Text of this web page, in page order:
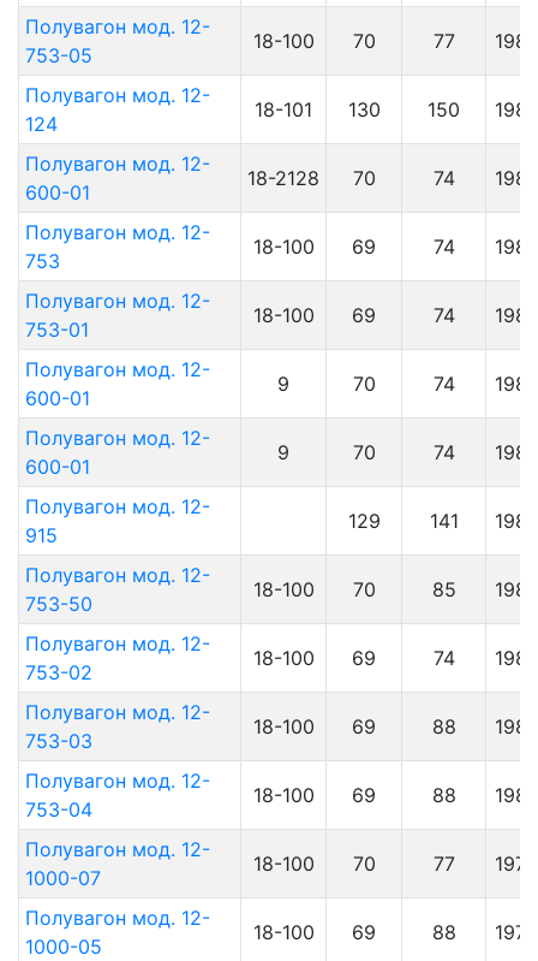
Полувагон мод. 12-
753-05
18-100 70 77 1983
Полувагон мод. 12-
124
18-101 130 150 1983
Полувагон мод. 12-
600-01
18-2128 70 74 1983
Полувагон мод. 12-
753
18-100 69 74 1983
Полувагон мод. 12-
753-01
18-100 69 74 1983
Полувагон мод. 12-
600-01
9 70 74 1983
Полувагон мод. 12-
600-01
9 70 74 1983
Полувагон мод. 12-
915
129 141 1983
Полувагон мод. 12-
753-50
18-100 70 85 1983
Полувагон мод. 12-
753-02
18-100 69 74 1983
Полувагон мод. 12-
753-03
18-100 69 88 1983
Полувагон мод. 12-
753-04
18-100 69 88 1983
Полувагон мод. 12-
1000-07
18-100 70 77 1979
Полувагон мод. 12-
1000-05
18-100 69 88 1979